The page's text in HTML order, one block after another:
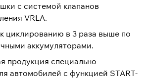
с системой клапанов
VRLA.
циклированию в 3 раза выше по
аккумуляторами.
продукция специально
автомобилей с функцией START-